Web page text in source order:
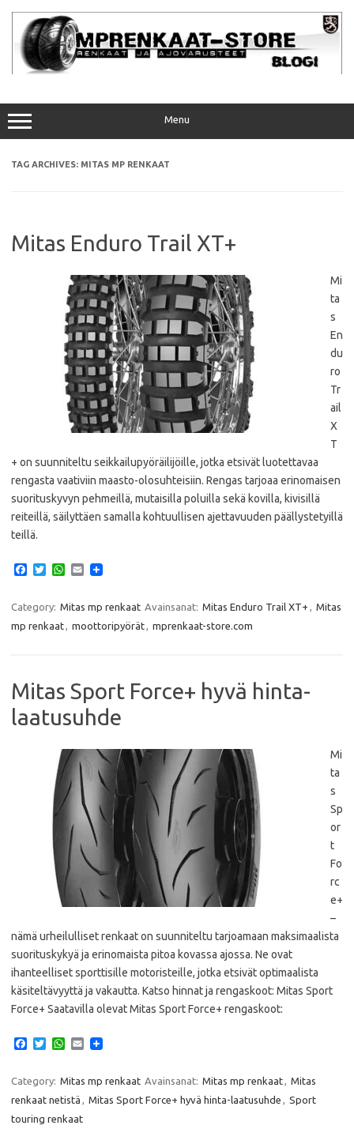
content
Menu
TAG ARCHIVES: MITAS MP RENKAAT
Mitas Enduro Trail XT+
Mi
ta
s
En
du
ro
Tr
ail
X
T
+ on suunniteltu seikkailupyöräilijöille, jotka etsivät luotettavaa
rengasta vaativiin maasto-olosuhteisiin. Rengas tarjoaa erinomaisen
suorituskyvyn pehmeillä, mutaisilla poluilla sekä kovilla, kivisillä
reiteillä, säilyttäen samalla kohtuullisen ajettavuuden päällystetyillä
teillä.
e
o
T
t
e
W
t
A
E
i
Category: Mitas mp renkaat Avainsanat: Mitas Enduro Trail XT+ , Mitas
mp renkaat, moottoripyörät, mprenkaat-store.com
Mitas Sport Force+ hyvä hinta-
laatusuhde
Mi
ta
s
Sp
or
t
Fo
rc
e+
–
nämä urheilulliset renkaat on suunniteltu tarjoamaan maksimaalista
suorituskykyä ja erinomaista pitoa kovassa ajossa. Ne ovat
ihanteelliset sporttisille motoristeille, jotka etsivät optimaalista
käsiteltävyyttä ja vakautta. Katso hinnat ja rengaskoot: Mitas Sport
Force+ Saatavilla olevat Mitas Sport Force+ rengaskoot:
e
b
o
o
T
t
e
r
W
t
s
A
p
E
i
Category: Mitas mp renkaat Avainsanat: Mitas mp renkaat, Mitas
renkaat netistä , Mitas Sport Force+ hyvä hinta-laatusuhde , Sport
touring renkaat